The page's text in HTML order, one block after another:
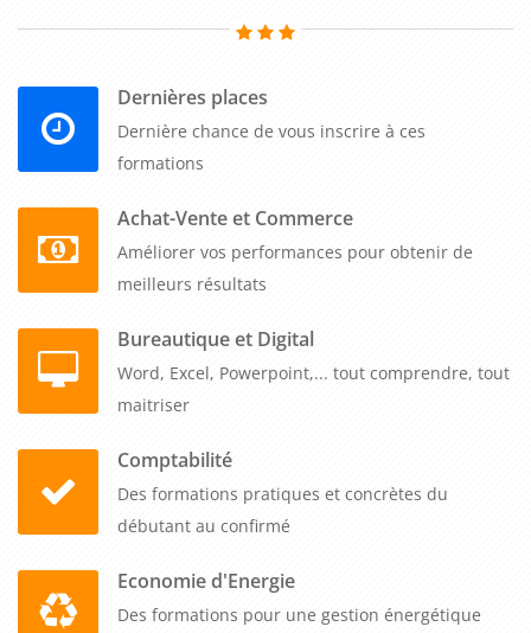
avec des exercices progressifs qui développent l'autonomie
formations courtes et efficaces garantissent une montée en
compétences rapide, avec un tarif unique pour 1 à 5
participants et le maintien des sessions dès le premier
polyvalents, capables de produire rapidement des visuels
professionnels pour tous vos supports de communication,
renforçant votre capacité à répondre aux demandes créatives
Dernières places
Dernière chance de vous inscrire à ces
formations
Achat-Vente et Commerce
Améliorer vos performances pour obtenir de
meilleurs résultats
Bureautique et Digital
Word, Excel, Powerpoint,... tout comprendre, tout
maitriser
Comptabilité
Des formations pratiques et concrètes du
débutant au confirmé
Economie d'Energie
Des formations pour une gestion énergétique